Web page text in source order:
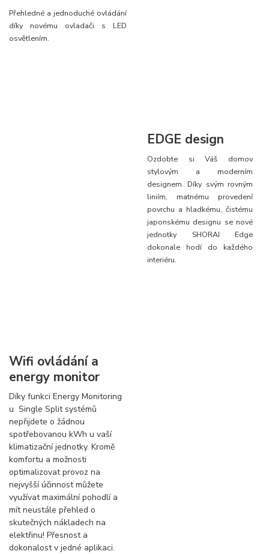
Přehledné a jednoduché ovládání
díky novému ovladači s LED
osvětlením.
EDGE design
Ozdobte si Váš domov
stylovým a moderním
designem. Díky svým rovným
liniím, matnému provedení
povrchu a hladkému, čistému
japonskému designu se nové
jednotky SHORAI Edge
dokonale hodí do každého
interiéru.
Wifi ovládání a
energy monitor
Díky funkci Energy Monitoring
u Single Split systémů
nepřijdete o žádnou
spotřebovanou kWh u vaší
klimatizační jednotky. Kromě
komfortu a možnosti
optimalizovat provoz na
nejvyšší účinnost můžete
využívat maximální pohodlí a
mít neustále přehled o
skutečných nákladech na
elektřinu! Přesnost a
dokonalost v jedné aplikaci.